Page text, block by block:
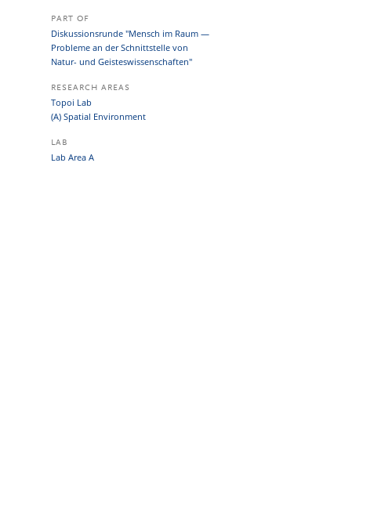
PART OF
Diskussionsrunde "Mensch im Raum —
Probleme an der Schnittstelle von
Natur- und Geisteswissenschaften"
RESEARCH AREAS
Topoi Lab
(A) Spatial Environment
LAB
Lab Area A